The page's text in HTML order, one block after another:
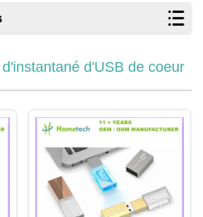
d'USB de coeur